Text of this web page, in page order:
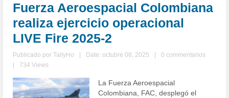
Fuerza Aeroespacial Colombiana
realiza ejercicio operacional
LIVE Fire 2025-2
Publicado porTallyHo Date: octubre 08, 2025
0 commentarios
734 Views
La Fuerza Aeroespacial
Colombiana, FAC, desplegó el